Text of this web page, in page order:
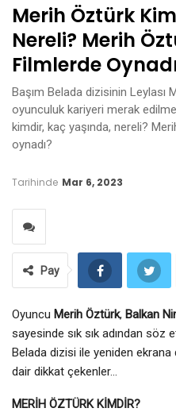
Merih Öztürk
Nereli? Merih
Filmlerde
Başım Belada dizisinin Leylası
oyunculuk kariyeri merak
kimdir, kaç yaşında, nereli?
oynadı?
Tarihinde Mar 6, 2023
Pay
Oyuncu Merih Öztürk, Balkan
sayesinde sık sık adından söz
Belada dizisi ile yeniden ekrana
dair dikkat çekenler…
MERİH ÖZTÜRK KİMDİR?